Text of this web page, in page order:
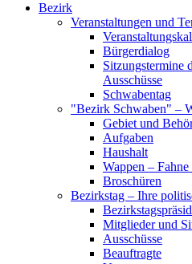
Bezirk
Veranstaltungen und
Bürgerdialog
Sitzungstermine
Ausschüsse
Schwabentag
"Bezirk Schwaben" –
Gebiet und
Aufgaben
Haushalt
Wappen –
Broschüren
Bezirkstag – Ihre
Mitglieder und
Ausschüsse
Beauftragte